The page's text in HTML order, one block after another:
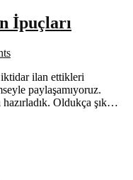
İpuçları
iktidar ilan ettikleri
paylaşamıyoruz.
Oldukça şık…